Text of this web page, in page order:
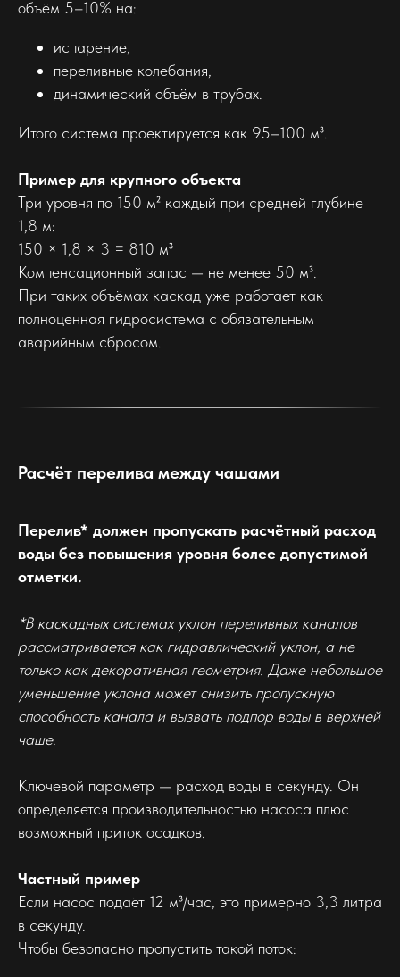
объём 5–10% на:
испарение,
переливные колебания,
динамический объём в трубах.
Итого система проектируется как 95–100 м³.
Пример для крупного объекта
Три уровня по 150 м² каждый при средней глубине
1,8 м:
150 × 1,8 × 3 = 810 м³
Компенсационный запас — не менее 50 м³.
При таких объёмах каскад уже работает как
полноценная гидросистема с обязательным
аварийным сбросом.
Расчёт перелива между чашами
Перелив* должен пропускать расчётный расход
воды без повышения уровня более допустимой
отметки.
*В каскадных системах уклон переливных каналов
рассматривается как гидравлический уклон, а не
только как декоративная геометрия. Даже небольшое
уменьшение уклона может снизить пропускную
способность канала и вызвать подпор воды в верхней
чаше.
Ключевой параметр — расход воды в секунду. Он
определяется производительностью насоса плюс
возможный приток осадков.
Частный пример
Если насос подаёт 12 м³/час, это примерно 3,3 литра
в секунду.
Чтобы безопасно пропустить такой поток: